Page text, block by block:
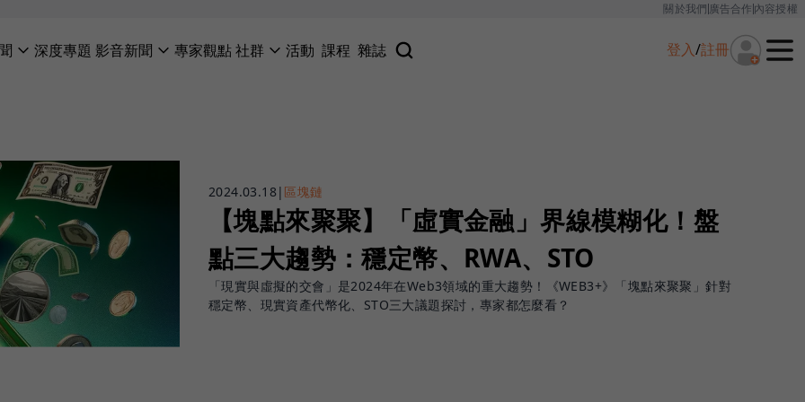
關於我們廣告合作內容授權
深度專題 影音新聞 專家觀點社群 活動 課程 雜誌 登入/註冊
2024.03.18| 區塊鏈
【塊點來聚聚】「虛實金融」界線模糊化！盤
點三大趨勢：穩定幣、RWA、STO
「現實與虛擬的交會」是2024年在Web3領域的重大趨勢！《WEB3+》「塊點來聚聚」針對
穩定幣、現實資產代幣化、STO三大議題探討，專家都怎麼看？